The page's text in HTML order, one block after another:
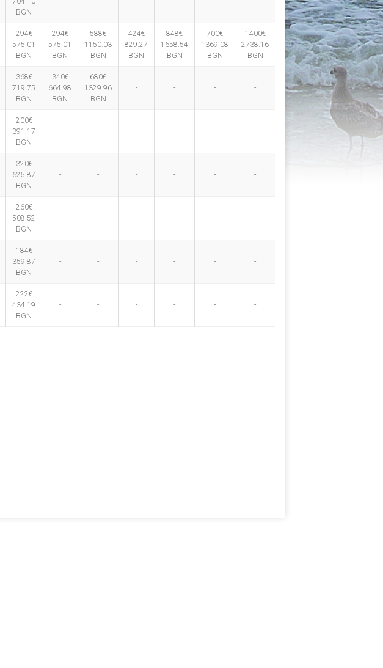
BGN
294€
575.01
BGN
294€
575.01
BGN
588€
1150.03
BGN
424€
829.27
BGN
848€
1658.54
BGN
700€
1369.08
BGN
1400€
2738.16
BGN
368€
719.75
BGN
340€
664.98
BGN
680€
1329.96
BGN
- - - -
200€
391.17
BGN
- - - - - -
320€
625.87
BGN
- - - - - -
260€
508.52
BGN
- - - - - -
184€
359.87
BGN
- - - - - -
222€
434.19
BGN
- - - - - -